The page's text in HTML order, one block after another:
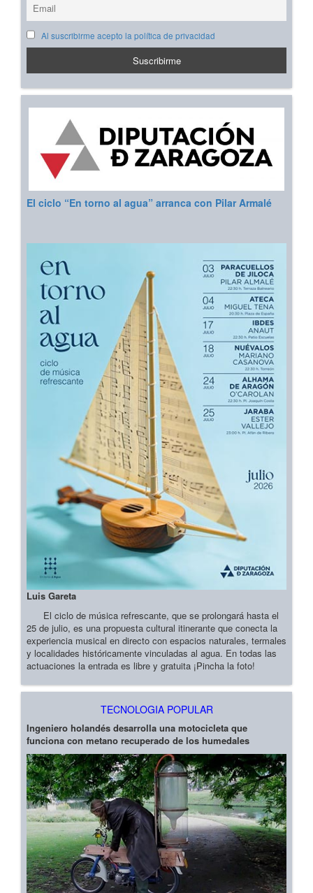
Al suscribirme acepto la política de privacidad
El ciclo “En torno al agua” arranca con Pilar Armalé
Luis Gareta
El ciclo de música refrescante, que se prolongará hasta el
25 de julio, es una propuesta cultural itinerante que conecta la
experiencia musical en directo con espacios naturales, termales
y localidades históricamente vinculadas al agua. En todas las
actuaciones la entrada es libre y gratuita ¡Pincha la foto!
TECNOLOGIA POPULAR
Ingeniero holandés desarrolla una motocicleta que
funciona con metano recuperado de los humedales